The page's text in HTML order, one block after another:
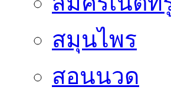
สมุนไพร
สอนนวด